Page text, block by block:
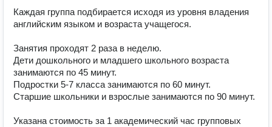
Каждая группа подбирается исходя из уровня владения
английским языком и возраста учащегося.
Занятия проходят 2 раза в неделю.
Дети дошкольного и младшего школьного возраста
занимаются по 45 минут.
Подростки 5-7 класса занимаются по 60 минут.
Старшие школьники и взрослые занимаются по 90 минут.
Указана стоимость за 1 академический час групповых